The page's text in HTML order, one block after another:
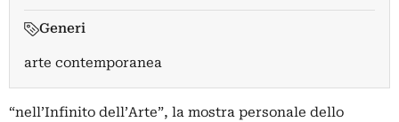
Generi
arte contemporanea
“nell’Infinito dell’Arte”, la mostra personale dello